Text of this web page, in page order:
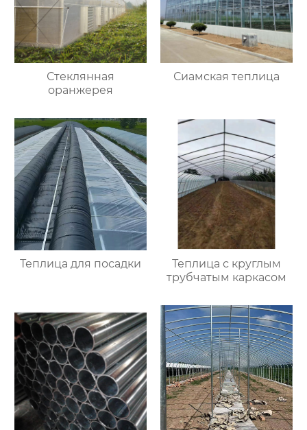
Стеклянная
оранжерея
Сиамская теплица
Теплица для посадки
Теплица с круглым
трубчатым каркасом